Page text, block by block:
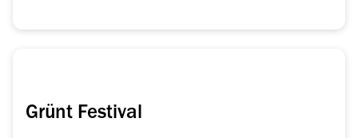
Grünt Festival